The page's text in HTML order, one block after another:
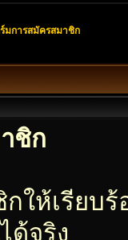
มการสมัครสมาชิก
ชิก
ให้เรียบ
ด้จริง